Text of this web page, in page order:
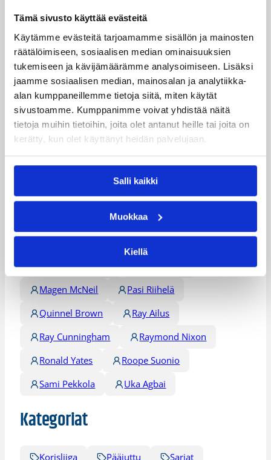
Tämä sivusto käyttää evästeitä
Käytämme evästeitä tarjoamamme sisällön ja mainosten
räätälöimiseen, sosiaalisen median ominaisuuksien
tukemiseen ja kävijämäärämme analysoimiseen. Lisäksi
jaamme sosiaalisen median, mainosalan ja analytiikka-
alan kumppaneillemme tietoja siitä, miten käytät
sivustoamme. Kumppanimme voivat yhdistää näitä
tietoja muihin tietoihin, joita olet antanut heille tai joita on
kerätty, kun olet käyttänyt heidän palvelujaan.
Salli kaikki
Muokkaa
Kiellä
Korisliigan täydelliset ottelutilastot ja muita tilastoja
osoitteessa
www.basket.fi
Lisätietoja:/sarjat_tulokset/korisliiga/
Päivitetty 10.01.2009
Henkilöt
Calvin Walls
Chris Hester
Demetrius Brown
DeWayne Richardson
Kimmo Muurinen
Kurtis Rice
Magen McNeil
Pasi Riihelä
Quinnel Brown
Ray Ailus
Ray Cunningham
Raymond Nixon
Ronald Yates
Roope Suonio
Sami Pekkola
Uka Agbai
Kategoriat
Korisliiga Pääjuttu Sarjat